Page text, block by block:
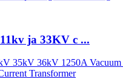
ja 33KV c ...